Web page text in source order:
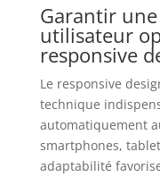
Garantir
utilisateur
responsive
Le responsive
technique
automatiquement
smartphones,
adaptabilité